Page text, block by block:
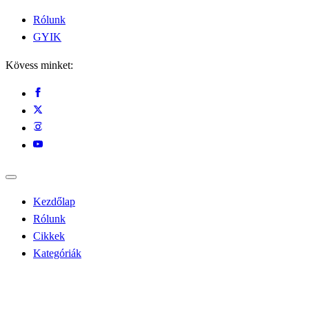
Rólunk
GYIK
Kövess minket:
Kezdőlap
Rólunk
Cikkek
Kategóriák